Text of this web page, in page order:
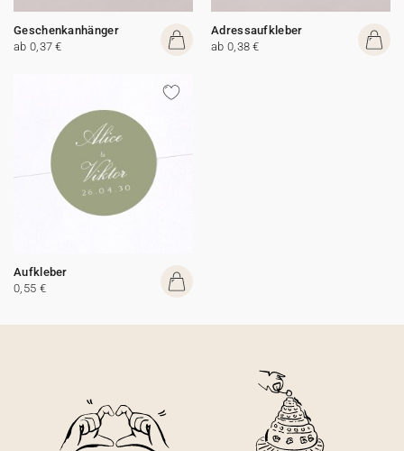
Geschenkanhänger
ab 0,37 €
Adressaufkleber
ab 0,38 €
Aufkleber
0,55 €